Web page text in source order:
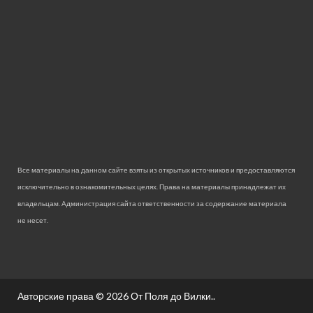
Все материалы на данном сайте взяты из открытых источников и предоставляются
исключительно в ознакомительных целях. Права на материалы принадлежат их
владельцам. Администрация сайта ответственности за содержание материала
не несет.
Авторские права © 2026От Поля до Вилки..